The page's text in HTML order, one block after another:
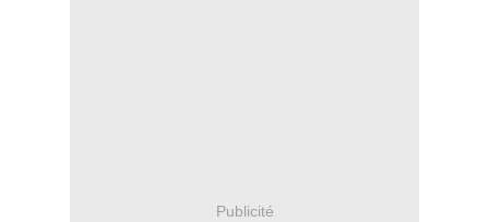
Publicité